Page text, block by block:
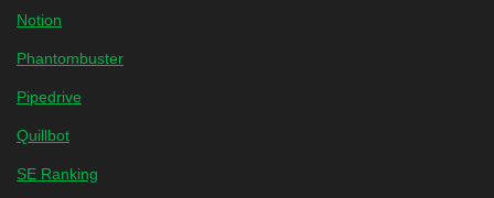
Notion
Phantombuster
Pipedrive
Quillbot
SE Ranking